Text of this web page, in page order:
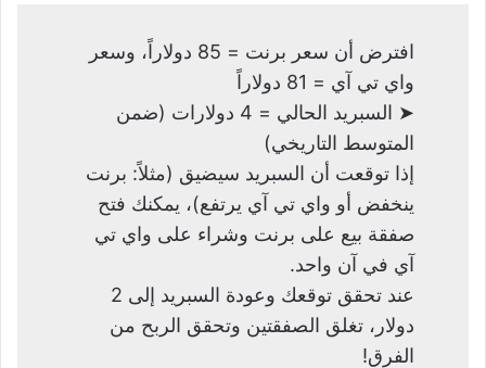
افترض أن سعر برنت = 85 دولاراً، وسعر
واي تي آي = 81 دولاراً
➤ السبريد الحالي = 4 دولارات (ضمن
المتوسط التاريخي)
إذا توقعت أن السبريد سيضيق (مثلاً: برنت
ينخفض أو واي تي آي يرتفع)، يمكنك فتح
صفقة بيع على برنت وشراء على واي تي
آي في آن واحد.
عند تحقق توقعك وعودة السبريد إلى 2
دولار، تغلق الصفقتين وتحقق الربح من
الفرق!